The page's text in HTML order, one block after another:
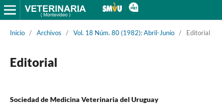
Inicio / Archivos / Vol. 18 Núm. 80 (1982): Abril-Junio / Editorial
Editorial
Sociedad de Medicina Veterinaria del Uruguay